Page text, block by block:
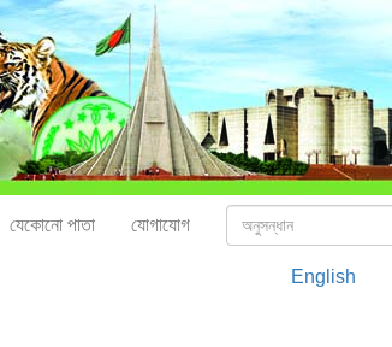
যেকোনো পাতা যোগাযোগ
English